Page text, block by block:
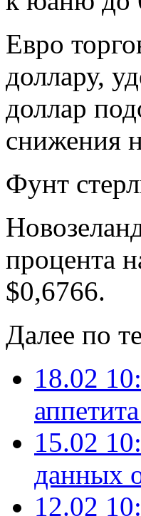
Евро
доллару,
доллар
снижения
Фунт
процента
$0,6766.
Далее по
18.02
15.02
данных
12.02